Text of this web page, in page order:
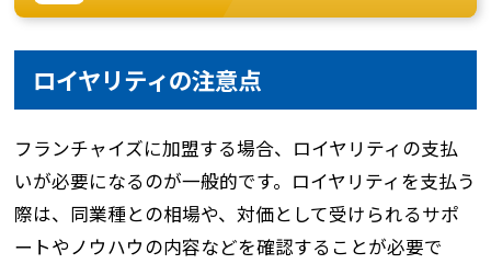
ロイヤリティの注意点
フランチャイズに加盟する場合、ロイヤリティの支払
いが必要になるのが一般的です。ロイヤリティを支払う
際は、同業種との相場や、対価として受けられるサポ
ートやノウハウの内容などを確認することが必要で